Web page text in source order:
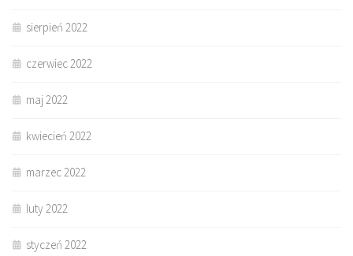
sierpień 2022
czerwiec 2022
maj 2022
kwiecień 2022
marzec 2022
luty 2022
styczeń 2022